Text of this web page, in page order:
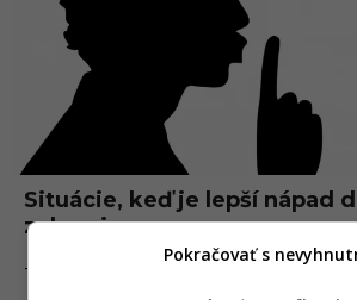
Situácie, keď je lepší nápad
zubami
TIPY A TRIKY
Pokračovať s